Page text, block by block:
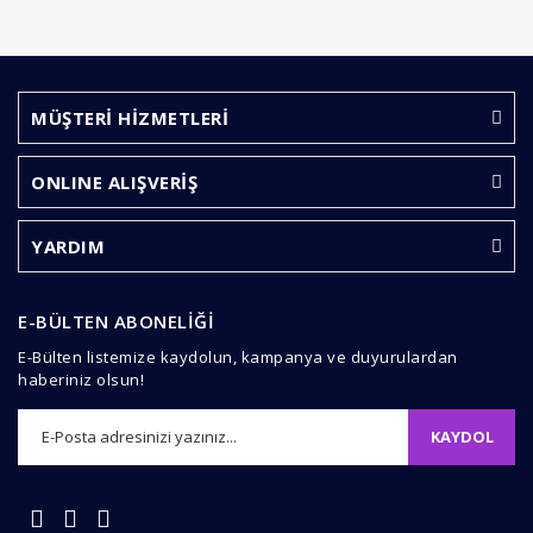
MÜŞTERİ HİZMETLERİ
ONLINE ALIŞVERİŞ
YARDIM
E-BÜLTEN ABONELİĞİ
E-Bülten listemize kaydolun, kampanya ve duyurulardan
haberiniz olsun!
KAYDOL